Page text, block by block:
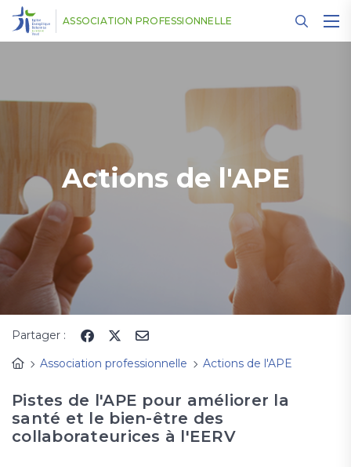
ASSOCIATION PROFESSIONNELLE
Actions de l'APE
Partager :
Association professionnelle
Actions de l'APE
Pistes de l'APE pour améliorer la
santé et le bien-être des
collaborateurices à l'EERV
Panneau de gestion des cookies